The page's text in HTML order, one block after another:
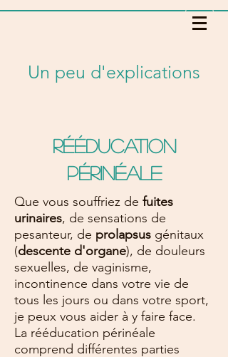
Un peu d'explications
Rééducation
périnéale
Que vous souffriez de fuites
urinaires, de sensations de
pesanteur, de prolapsus génitaux
(descente d'organe), de douleurs
sexuelles, de vaginisme,
incontinence dans votre vie de
tous les jours ou dans votre sport,
je peux vous aider à y faire face.
La rééducation périnéale
comprend différentes parties